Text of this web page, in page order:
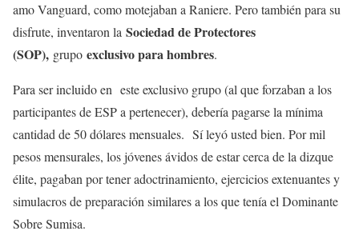
amo Vanguard, como motejaban a Raniere. Pero también para su
disfrute, inventaron la Sociedad de Protectores
(SOP), grupo exclusivo para hombres.
Para ser incluido en este exclusivo grupo (al que forzaban a los
participantes de ESP a pertenecer), debería pagarse la mínima
cantidad de 50 dólares mensuales. Sí leyó usted bien. Por mil
pesos mensurales, los jóvenes ávidos de estar cerca de la dizque
élite, pagaban por tener adoctrinamiento, ejercicios extenuantes y
simulacros de preparación similares a los que tenía el Dominante
Sobre Sumisa.